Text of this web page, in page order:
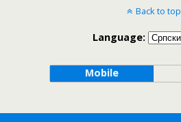
Back to top
Language:
Mobile